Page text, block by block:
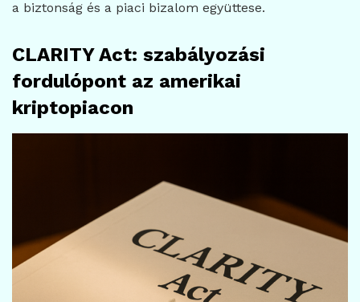
a biztonság és a piaci bizalom együttese.
CLARITY Act: szabályozási
fordulópont az amerikai
kriptopiacon